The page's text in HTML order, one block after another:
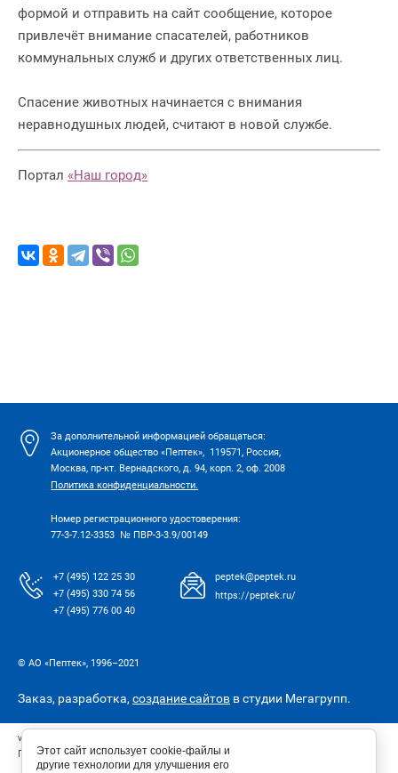
формой и отправить на сайт сообщение, которое
привлечёт внимание спасателей, работников
коммунальных служб и других ответственных лиц.
Спасение животных начинается с внимания
неравнодушных людей, считают в новой службе.
Портал «Наш город»
За дополнительной информацией обращаться:
Акционерное общество «Пептек», 119571, Россия,
Москва, пр-кт. Вернадского, д. 94, корп. 2, оф. 2008
Политика конфиденциальности.
Номер регистрационного удостоверения:
77-3-7.12-3353 № ПВР-3-3.9/00149
+7 (495) 122 25 30
+7 (495) 330 74 56
+7 (495) 776 00 40
peptek@peptek.ru
https://peptek.ru/
© АО «Пептек», 1996–2021
Заказ, разработка, создание сайтов в студии Мегагрупп.
www.glicopin.ru – сайт по лекарственному препарату
Гликопин® 1 мг для ветеринарного применения
Этот сайт использует cookie-файлы и
другие технологии для улучшения его